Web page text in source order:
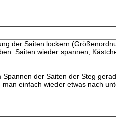
der Saiten lockern
Saiten wieder spannen,
Spannen der Saiten der Steg
einfach wieder etwas nach